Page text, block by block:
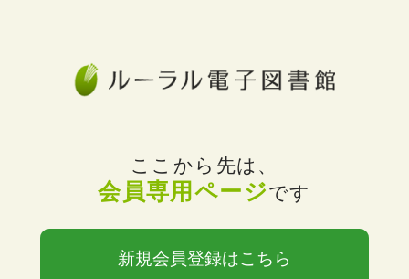
ここから先は、
会員専用ページです
新規会員登録はこちら